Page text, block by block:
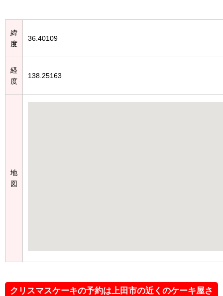
緯
度
36.40109
経
度
138.25163
地
図
クリスマスケーキの予約は上田市の近くのケーキ屋さ